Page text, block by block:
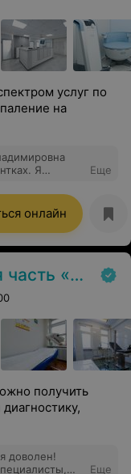
услуг по
на
Я
рекомендую
возможное
к
Еще
онлайн
«МАЗ»
получить
Еще